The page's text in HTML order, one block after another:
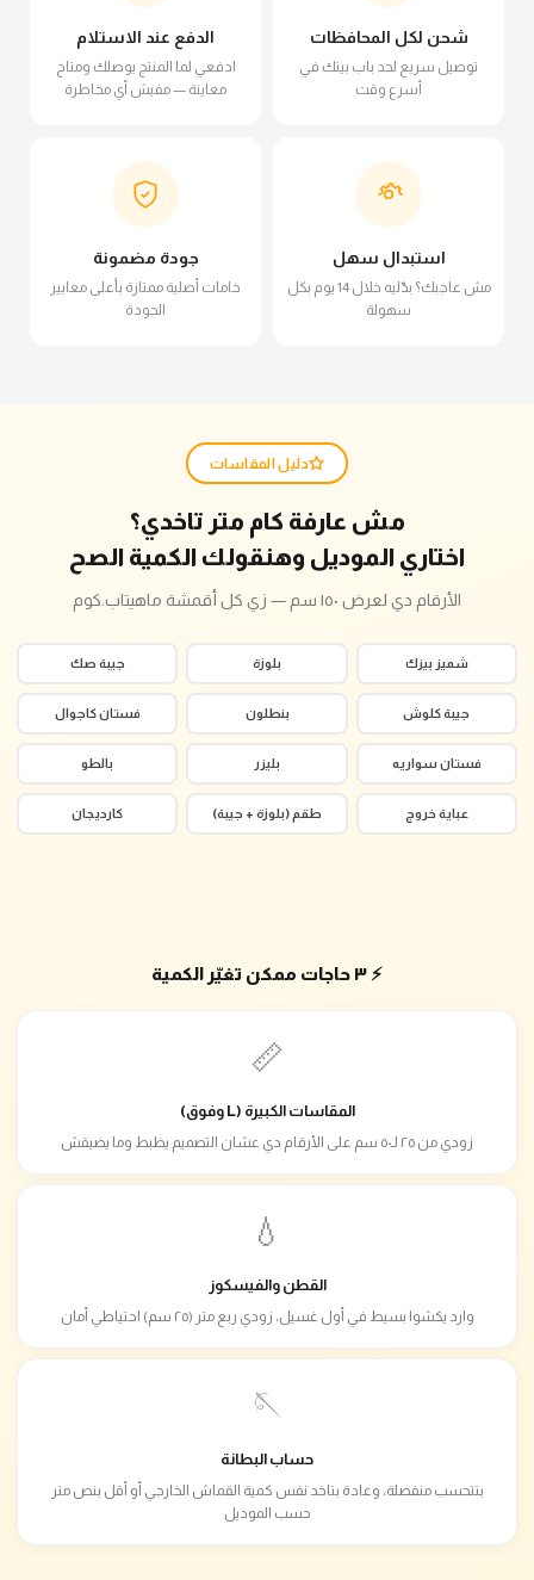
شحن لكل المحافظات
توصيل سريع لحد باب بيتك في
أسرع وقت
الدفع عند الاستلام
ادفعي لما المنتج يوصلك ومتاح
معاينة — مفيش أي مخاطرة
استبدال سهل
مش عاجبك؟ بدّليه خلال 14 يوم بكل
سهولة
جودة مضمونة
خامات أصلية ممتازة بأعلى معايير
الجودة
دليل المقاسات
مش عارفة كام متر تاخدي؟
اختاري الموديل وهنقولك الكمية الصح
الأرقام دي لعرض ١٥٠ سم — زي كل أقمشة ماهيتاب.كوم
شميز بيزك بلوزة جيبة صك
جيبة كلوش بنطلون فستان كاجوال
فستان سواريه بليزر بالطو
عباية خروج طقم (بلوزة + جيبة) كارديجان
⚡ ٣ حاجات ممكن تغيّر الكمية
📏
المقاسات الكبيرة (L وفوق)
زودي من ٢٥ لـ٥٠ سم على الأرقام دي عشان التصميم يظبط وما يضيقش
💧
القطن والفيسكوز
وارد يكشوا بسيط في أول غسيل، زودي ربع متر (٢٥ سم) احتياطي أمان
🪡
حساب البطانة
بتتحسب منفصلة، وعادة بتاخد نفس كمية القماش الخارجي أو أقل بنص متر
حسب الموديل